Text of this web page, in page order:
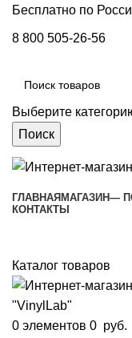
Бесплатно по
8 800 505-26-56
Выберите
Поиск
ГЛАВНАЯ МАГАЗИН—
КОНТАКТЫ
Каталог товаров
0 элементов 0 руб.